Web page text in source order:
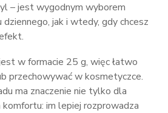
– jest wygodnym wyborem
dziennego, jak i wtedy, gdy chcesz
w formacie 25 g, więc łatwo
przechowywać w kosmetyczce.
ma znaczenie nie tylko dla
im lepiej rozprowadza